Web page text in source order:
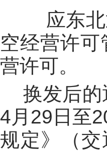
应东北通
空经营许
营许可。
换发后的
4月29日至
规定》（